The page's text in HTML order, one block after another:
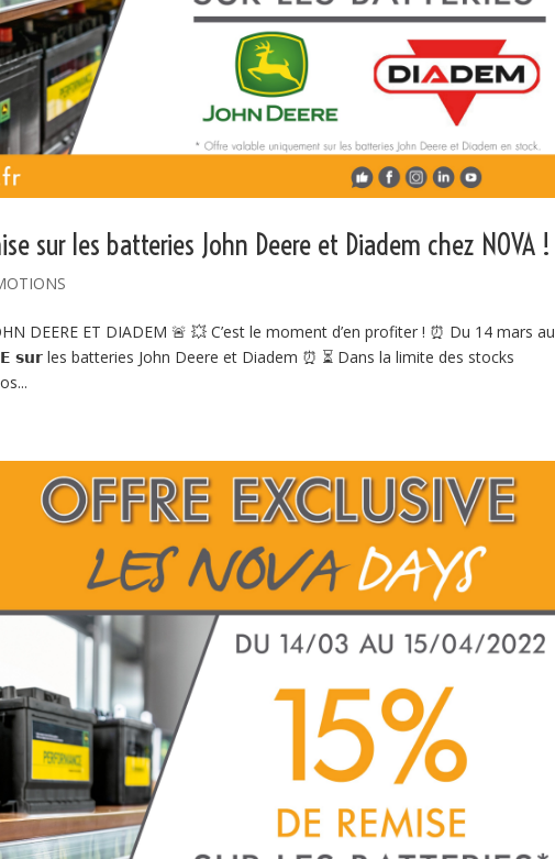
sur les batteries John Deere et Diadem chez NOVA !
DEERE ET DIADEM 🚨 💥 C’est le moment d’en profiter ! ⏰ Du 14 mars au
les batteries John Deere et Diadem ⏰ ⏳ Dans la limite des stocks